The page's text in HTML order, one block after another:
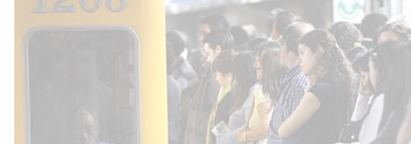
Malestar en el sector privado por
los cambios sin fin al proyecto de